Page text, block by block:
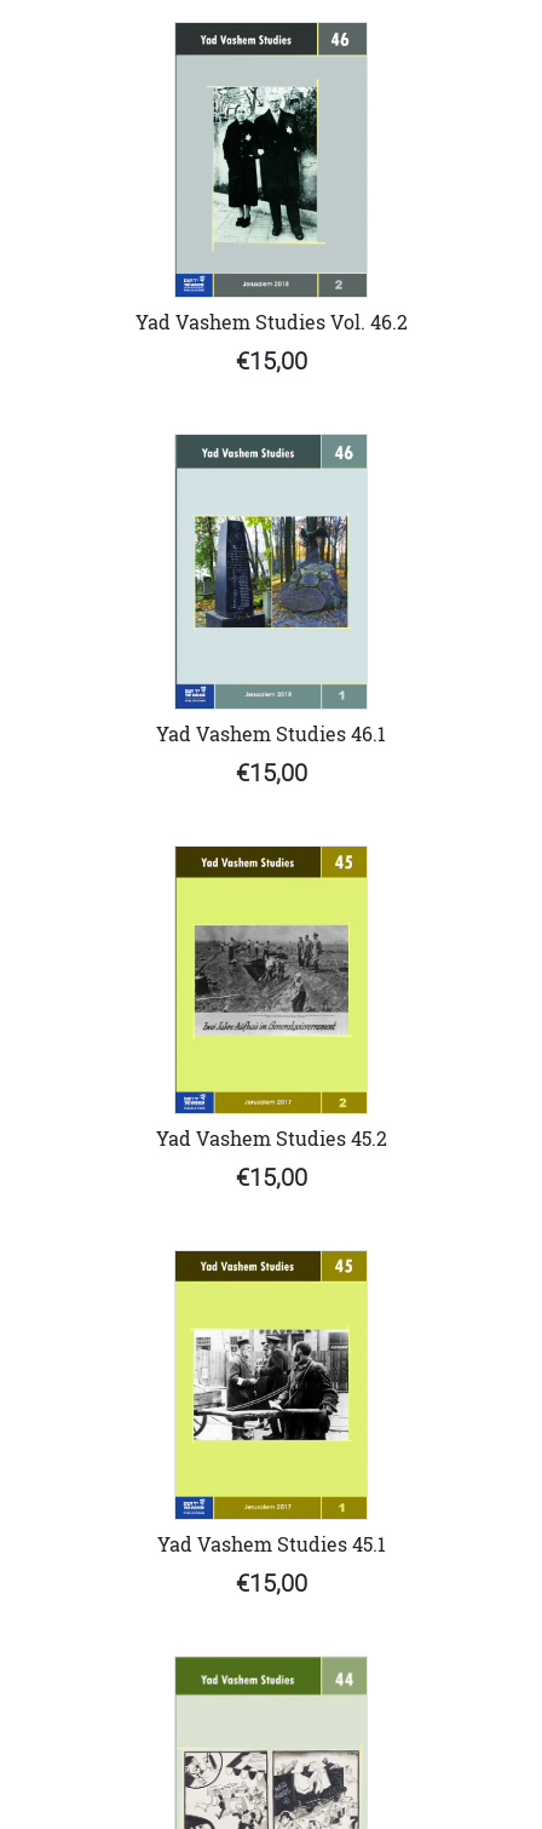
Yad Vashem Studies Vol. 46.2
€15,00
Yad Vashem Studies 46.1
€15,00
Yad Vashem Studies 45.2
€15,00
Yad Vashem Studies 45.1
€15,00